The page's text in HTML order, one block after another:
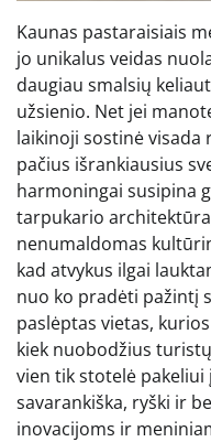
Kaunas pastaraisiais
jo unikalus veidas
daugiau smalsių
užsienio. Net jei
laikinoji sostinė
pačius išrankiausius
harmoningai susipina
tarpukario
nenumaldomas
kad atvykus ilgai
nuo ko pradėti pažintį
paslėptas vietas,
kiek nuobodžius
vien tik stotelė
savarankiška, ryški ir
inovacijoms ir